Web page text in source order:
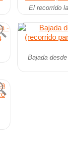
El recorrido
Bajada